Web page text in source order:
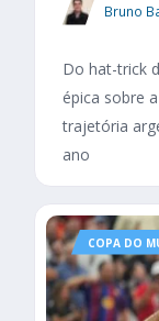
Bruno
Do hat-trick
épica sobre
trajetória
ano
COPA DO